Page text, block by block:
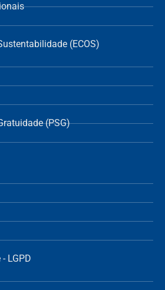
(ECOS)
(PSG)
LGPD